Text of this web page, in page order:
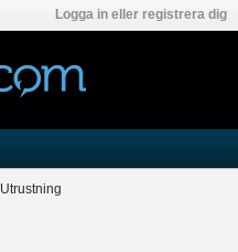
Logga in eller registrera dig